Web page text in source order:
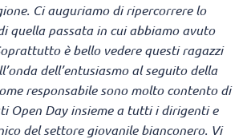
Ci auguriamo di ripercorrere lo
quella passata in cui abbiamo avuto
è bello vedere questi ragazzi
dell’entusiasmo al seguito della
responsabile sono molto contento di
Open Day insieme a tutti i dirigenti e
del settore giovanile bianconero. Vi